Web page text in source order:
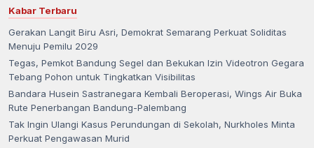
Kabar Terbaru
Gerakan Langit Biru Asri, Demokrat Semarang Perkuat Soliditas
Menuju Pemilu 2029
Tegas, Pemkot Bandung Segel dan Bekukan Izin Videotron Gegara
Tebang Pohon untuk Tingkatkan Visibilitas
Bandara Husein Sastranegara Kembali Beroperasi, Wings Air Buka
Rute Penerbangan Bandung-Palembang
Tak Ingin Ulangi Kasus Perundungan di Sekolah, Nurkholes Minta
Perkuat Pengawasan Murid